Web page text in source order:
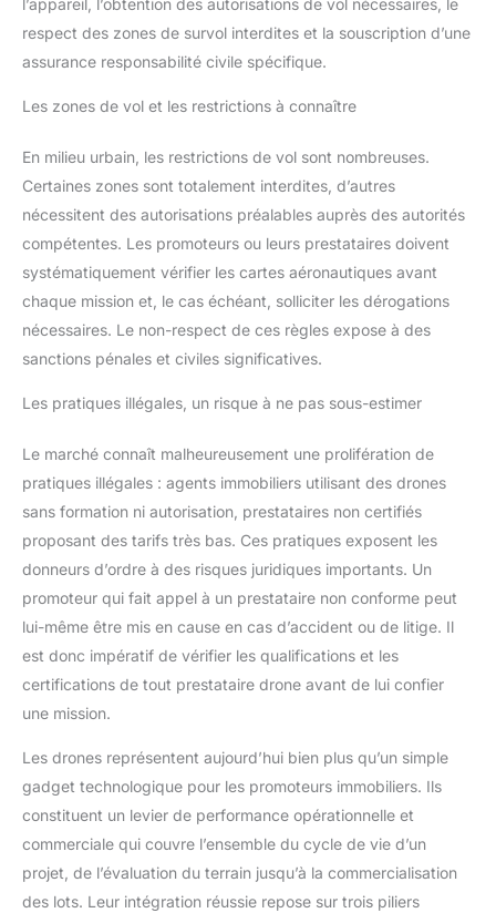
l’appareil, l’obtention des autorisations de vol nécessaires, le
respect des zones de survol interdites et la souscription d’une
assurance responsabilité civile spécifique.
Les zones de vol et les restrictions à connaître
En milieu urbain, les restrictions de vol sont nombreuses.
Certaines zones sont totalement interdites, d’autres
nécessitent des autorisations préalables auprès des autorités
compétentes. Les promoteurs ou leurs prestataires doivent
systématiquement vérifier les cartes aéronautiques avant
chaque mission et, le cas échéant, solliciter les dérogations
nécessaires. Le non-respect de ces règles expose à des
sanctions pénales et civiles significatives.
Les pratiques illégales, un risque à ne pas sous-estimer
Le marché connaît malheureusement une prolifération de
pratiques illégales : agents immobiliers utilisant des drones
sans formation ni autorisation, prestataires non certifiés
proposant des tarifs très bas. Ces pratiques exposent les
donneurs d’ordre à des risques juridiques importants. Un
promoteur qui fait appel à un prestataire non conforme peut
lui-même être mis en cause en cas d’accident ou de litige. Il
est donc impératif de vérifier les qualifications et les
certifications de tout prestataire drone avant de lui confier
une mission.
Les drones représentent aujourd’hui bien plus qu’un simple
gadget technologique pour les promoteurs immobiliers. Ils
constituent un levier de performance opérationnelle et
commerciale qui couvre l’ensemble du cycle de vie d’un
projet, de l’évaluation du terrain jusqu’à la commercialisation
des lots. Leur intégration réussie repose sur trois piliers